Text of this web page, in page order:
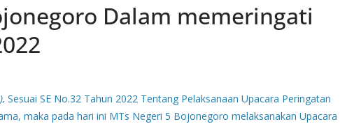
Dalam memeringati
Sesuai SE No.32 Tahun 2022 Tentang Pelaksanaan Upacara Peringatan
maka pada hari ini MTs Negeri 5 Bojonegoro melaksanakan Upacara